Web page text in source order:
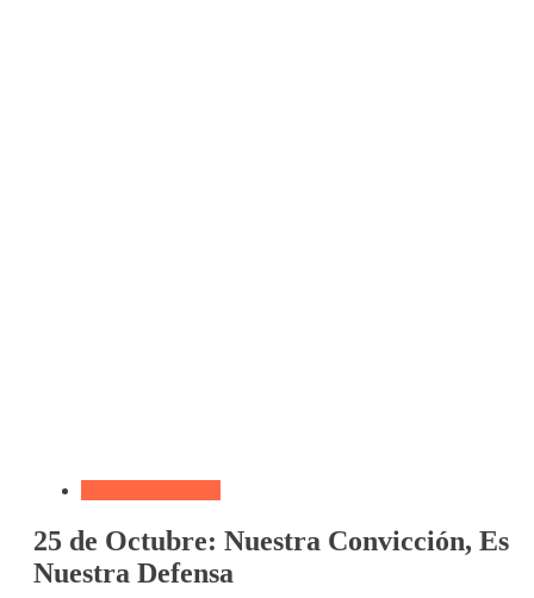
25 de Octubre: Nuestra Convicción, Es
Nuestra Defensa